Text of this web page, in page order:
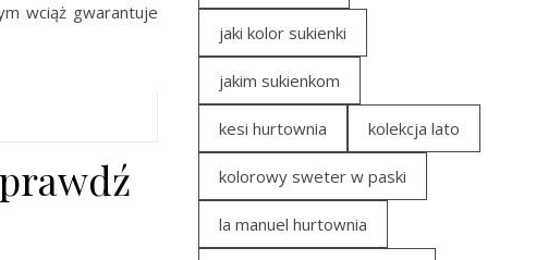
wciąż gwarantuje
jaki kolor sukienki
jakim sukienkom
kesi hurtownia kolekcja lato
kolorowy sweter w paski
la manuel hurtownia